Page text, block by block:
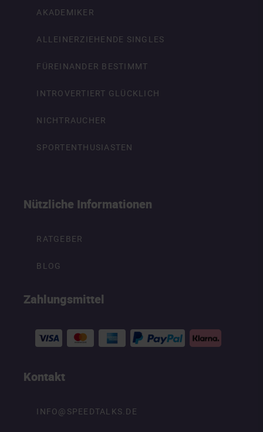
AKADEMIKER
ALLEINERZIEHENDE SINGLES
FÜREINANDER BESTIMMT
INTROVERTIERT GLÜCKLICH
NICHTRAUCHER
SPORTENTHUSIASTEN
Nützliche Informationen
RATGEBER
BLOG
Zahlungsmittel
Kontakt
INFO@SPEEDTALKS.DE